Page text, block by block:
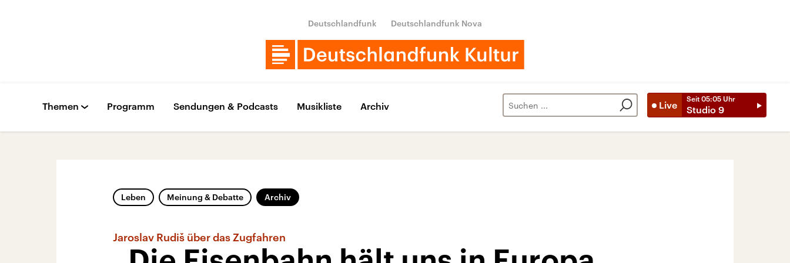
Deutschlandfunk Deutschlandfunk Nova
Live
Seit 05:05 Uhr
Studio 9
Themen Programm Sendungen & Podcasts Musikliste Archiv
Leben Meinung & Debatte Archiv
Jaroslav Rudiš über das Zugfahren